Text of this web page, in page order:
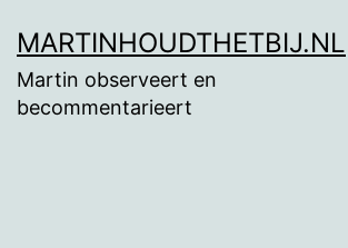
naar
de
MARTINHOUDTHETBIJ.NL
Martin observeert en
becommentarieert